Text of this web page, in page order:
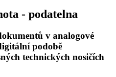
- podatelna
v analogové
podobě
technických nosičích